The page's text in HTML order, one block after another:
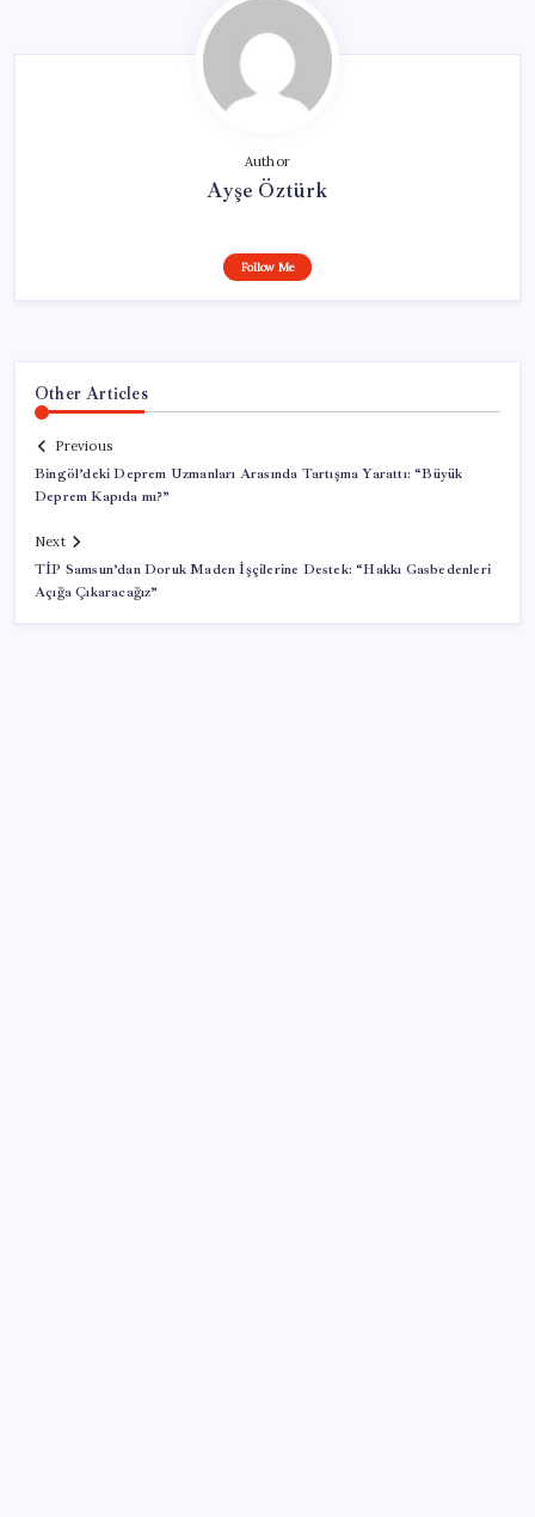
Author
Ayşe Öztürk
Follow Me
Other Articles
Previous
Bingöl’deki Deprem Uzmanları Arasında Tartışma Yarattı: “Büyük
Deprem Kapıda mı?”
Next
TİP Samsun’dan Doruk Maden İşçilerine Destek: “Hakkı Gasbedenleri
Açığa Çıkaracağız”